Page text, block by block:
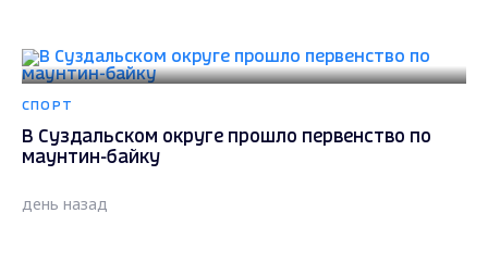
СПОРТ
В Суздальском округе прошло первенство по
маунтин-байку
день назад